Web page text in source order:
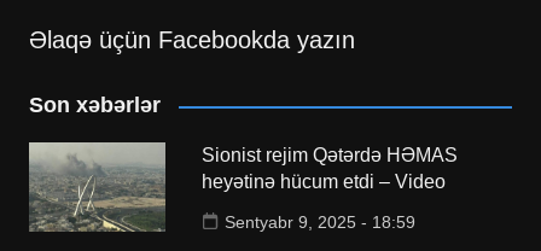
Əlaqə üçün Facebookda yazın
Son xəbərlər
Sionist rejim Qətərdə HƏMAS
heyətinə hücum etdi – Video
Sentyabr 9, 2025 - 18:59